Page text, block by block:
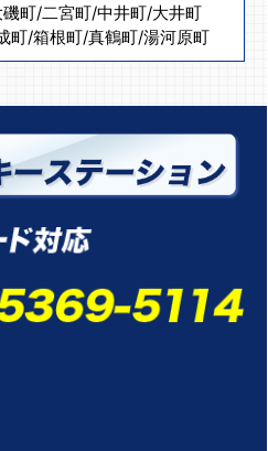
町/二宮町/中井町/大井町
町/箱根町/真鶴町/湯河原町